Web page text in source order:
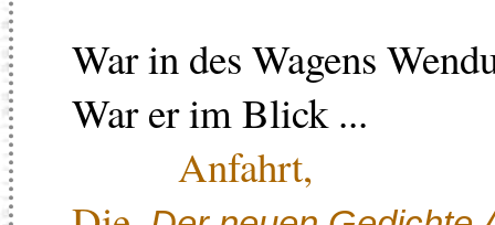
War in des Wagens
War er im Blick ...
Anfahrt,